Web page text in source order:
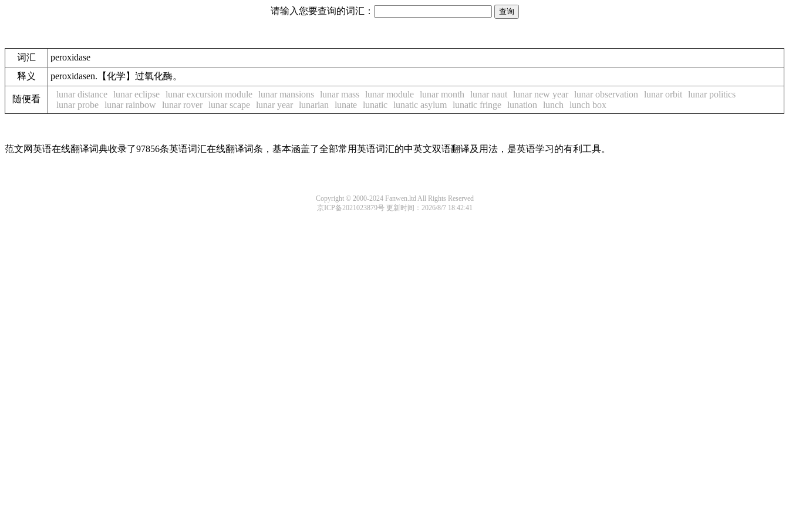
请输入您要查询的词汇：
词汇
peroxidase
释义
peroxidasen.【化学】过氧化酶。
随便看 lunar distance lunar eclipse lunar excursion module lunar mansions lunar mass lunar module lunar month lunar naut lunar new year lunar observation lunar orbit lunar politics
lunar probe lunar rainbow lunar rover lunar scape lunar year lunarian lunate lunatic lunatic asylum lunatic fringe lunation lunch lunch box
范文网英语在线翻译词典收录了97856条英语词汇在线翻译词条，基本涵盖了全部常用英语词汇的中英文双语翻译及用法，是英语学习的有利工具。
Copyright © 2000-2024 Fanwen.ltd All Rights Reserved
京ICP备2021023879号更新时间：2026/8/7 18:42:41